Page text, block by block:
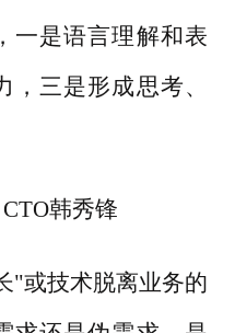
一是语言理解和表
三是形成思考、
CTO韩秀锋
"或技术脱离业务的